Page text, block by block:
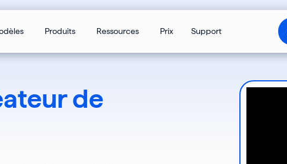
Ouvrir Modèles
Produits Ouvrir Produits
Ressources Ouvrir Ressources
Prix Support
de